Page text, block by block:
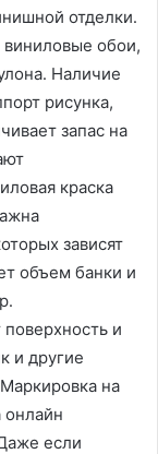
отделки․
обои,
Наличие
рисунка,
запас на
краска
зависят
объем банки и
и
и другие
на
онлайн
если